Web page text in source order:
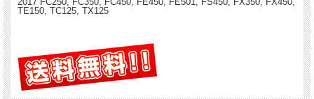
TE150, TC125, TX125